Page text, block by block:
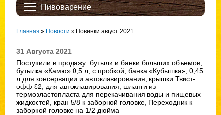
Пивоварение
Главная » Новости » Новинки август 2021
31 Августа 2021
Поступили в продажу: бутыли и банки больших объемов,
бутылка «Камю» 0,5 л, с пробкой, банка «Кубышка», 0,45
л для консервации и автоклавирования, крышки Твист-
офф 82, для автоклавирования, шланги из
термоэластопласта для перекачивания воды и пищевых
жидкостей, кран 5/8 к заборной головке, Переходник к
заборной головке на 1/2 дюйма